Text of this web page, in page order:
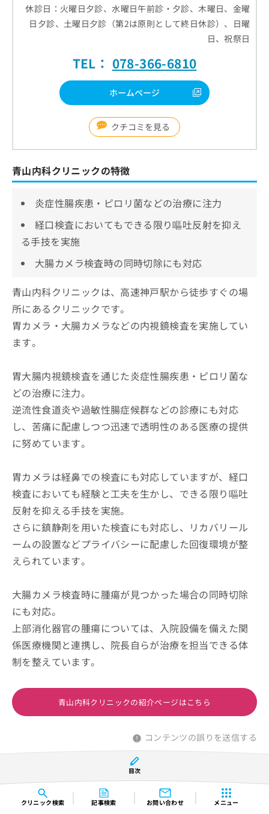
クリニック検索 記事検索 お問い合わせ メニュー
休診日：火曜日夕診、水曜日午前診・夕診、木曜日、金曜
日夕診、土曜日夕診（第2は原則として終日休診）、日曜
日、祝祭日
TEL： 078-366-6810
ホームページ
クチコミを見る
青山内科クリニックの特徴
炎症性腸疾患・ピロリ菌などの治療に注力
経口検査においてもできる限り嘔吐反射を抑え
る手技を実施
大腸カメラ検査時の同時切除にも対応
青山内科クリニックは、高速神戸駅から徒歩すぐの場
所にあるクリニックです。
胃カメラ・大腸カメラなどの内視鏡検査を実施してい
ます。
胃大腸内視鏡検査を通じた炎症性腸疾患・ピロリ菌な
どの治療に注力。
逆流性食道炎や過敏性腸症候群などの診療にも対応
し、苦痛に配慮しつつ迅速で透明性のある医療の提供
に努めています。
胃カメラは経鼻での検査にも対応していますが、経口
検査においても経験と工夫を生かし、できる限り嘔吐
反射を抑える手技を実施。
さらに鎮静剤を用いた検査にも対応し、リカバリール
ームの設置などプライバシーに配慮した回復環境が整
えられています。
大腸カメラ検査時に腫瘍が見つかった場合の同時切除
にも対応。
上部消化器官の腫瘍については、入院設備を備えた関
係医療機関と連携し、院長自らが治療を担当できる体
制を整えています。
青山内科クリニックの紹介ページはこちら
コンテンツの誤りを送信する
神戸消化器・内視鏡クリニック
目次